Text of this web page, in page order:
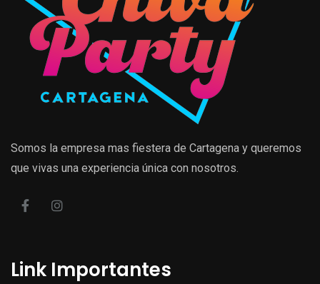
Somos la empresa mas fiestera de Cartagena y queremos
que vivas una experiencia única con nosotros.
Link Importantes